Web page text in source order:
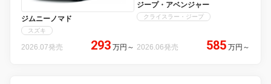
ジムニーノマド
スズキ
2026.07発売 293 万円 ～
ジープ・アベンジャー
クライスラー・ジープ
2026.06発売 585 万円 ～